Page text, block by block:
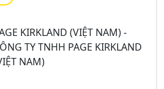
KIRKLAND (VIỆT NAM) -
TY TNHH PAGE KIRKLAND
NAM)